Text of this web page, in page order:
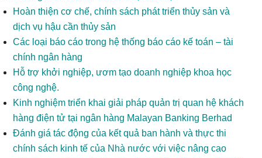
Hoàn thiện cơ chế, chính sách phát triển thủy sản và
dịch vụ hậu cần thủy sản
Các loại báo cáo trong hệ thống báo cáo kế toán – tài
chính ngân hàng
Hỗ trợ khởi nghiệp, ươm tạo doanh nghiệp khoa học
công nghệ.
Kinh nghiệm triển khai giải pháp quản trị quan hệ khách
hàng điện tử tại ngân hàng Malayan Banking Berhad
Đánh giá tác động của kết quả ban hành và thực thi
chính sách kinh tế của Nhà nước với việc nâng cao